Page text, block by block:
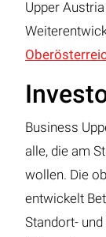
Upper
Business
alle, die am
wollen. Die
entwickelt
Standort-